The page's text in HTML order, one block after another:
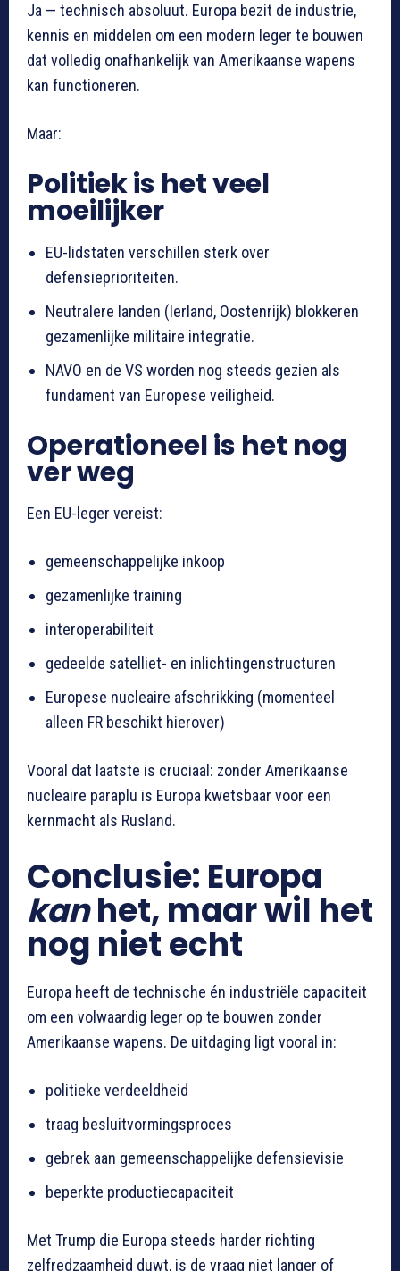
Ja — technisch absoluut. Europa bezit de industrie,
kennis en middelen om een modern leger te bouwen
dat volledig onafhankelijk van Amerikaanse wapens
kan functioneren.
Maar:
Politiek is het veel
moeilijker
EU-lidstaten verschillen sterk over
defensieprioriteiten.
Neutralere landen (Ierland, Oostenrijk) blokkeren
gezamenlijke militaire integratie.
NAVO en de VS worden nog steeds gezien als
fundament van Europese veiligheid.
Operationeel is het nog
ver weg
Een EU-leger vereist:
gemeenschappelijke inkoop
gezamenlijke training
interoperabiliteit
gedeelde satelliet- en inlichtingenstructuren
Europese nucleaire afschrikking (momenteel
alleen FR beschikt hierover)
Vooral dat laatste is cruciaal: zonder Amerikaanse
nucleaire paraplu is Europa kwetsbaar voor een
kernmacht als Rusland.
Conclusie: Europa
kanhet, maar wil het
nog niet echt
Europa heeft de technische én industriële capaciteit
om een volwaardig leger op te bouwen zonder
Amerikaanse wapens. De uitdaging ligt vooral in:
politieke verdeeldheid
traag besluitvormingsproces
gebrek aan gemeenschappelijke defensievisie
beperkte productiecapaciteit
Met Trump die Europa steeds harder richting
zelfredzaamheid duwt, is de vraag niet langer of